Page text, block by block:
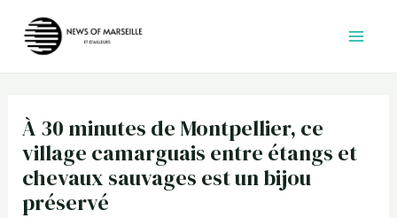
À 30 minutes de Montpellier, ce
village camarguais entre étangs et
chevaux sauvages est un bijou
préservé